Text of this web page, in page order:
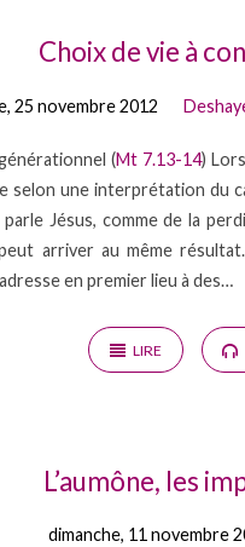
Choix de vie à
25 novembre 2012
(Mt 7.13-14)
selon une interprétation du
Jésus, comme de la
arriver au même
en premier lieu à des…
LIRE
L’aumône, les
dimanche, 11 novembre